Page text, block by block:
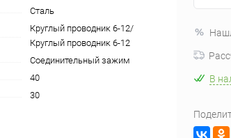
Сталь
Круглый проводник 6-12/
Круглый проводник 6-12
Соединительный зажим
40
30
В